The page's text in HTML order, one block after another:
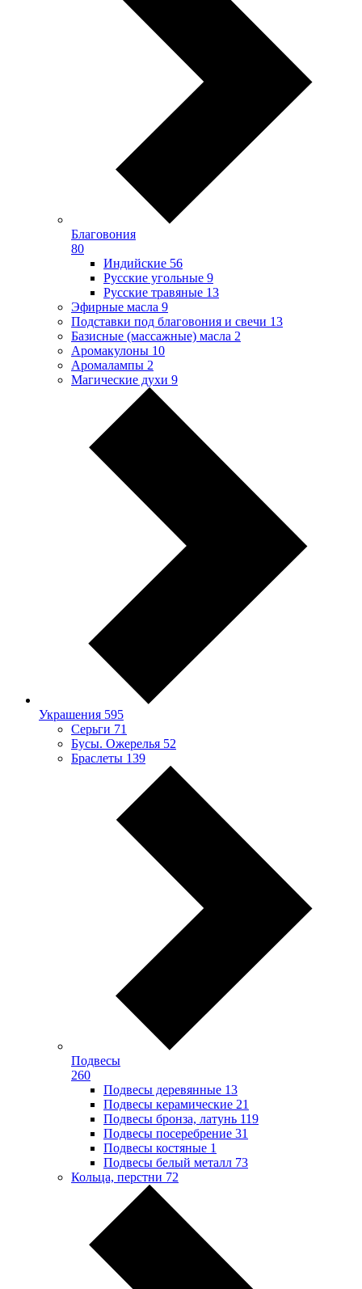
Благовония
80
Индийские 56
Русские угольные 9
Русские травяные 13
Эфирные масла 9
Подставки под благовония и свечи 13
Базисные (массажные) масла 2
Аромакулоны 10
Аромалампы 2
Магические духи 9
Украшения 595
Серьги 71
Бусы. Ожерелья 52
Браслеты 139
Подвесы
260
Подвесы деревянные 13
Подвесы керамические 21
Подвесы бронза, латунь 119
Подвесы посеребрение 31
Подвесы костяные 1
Подвесы белый металл 73
Кольца, перстни 72